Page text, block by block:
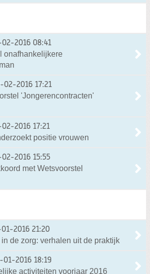
02-2016 08:41
onafhankelijkere
02-2016 17:21
'Jongerencontracten'
02-2016 17:21
positie vrouwen
02-2016 15:55
met Wetsvoorstel
2016 21:20
de zorg: verhalen uit de praktijk
01-2016 18:19
activiteiten voorjaar 2016